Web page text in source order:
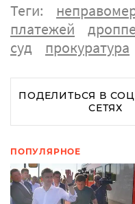
Теги:
платежей
суд
прокуратура
ПОДЕЛИТЬСЯ В
СЕТЯХ
ПОПУЛЯРНОЕ